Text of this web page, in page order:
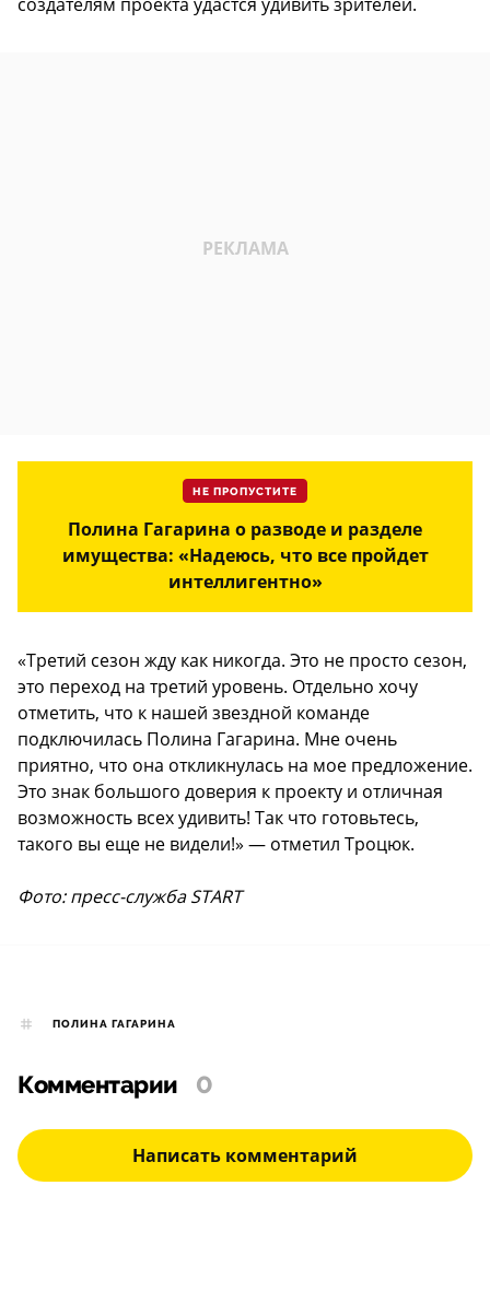
НЕ ПРОПУСТИТЕ
Полина Гагарина о разводе и разделе
имущества: «Надеюсь, что все пройдет
интеллигентно»
«Третий сезон жду как никогда. Это не просто сезон,
это переход на третий уровень. Отдельно хочу
отметить, что к нашей звездной команде
подключилась Полина Гагарина. Мне очень
приятно, что она откликнулась на мое предложение.
Это знак большого доверия к проекту и отличная
возможность всех удивить! Так что готовьтесь,
такого вы еще не видели!» — отметил Троцюк.
Фото: пресс-служба START
ПОЛИНА ГАГАРИНА
Комментарии 0
Написать комментарий